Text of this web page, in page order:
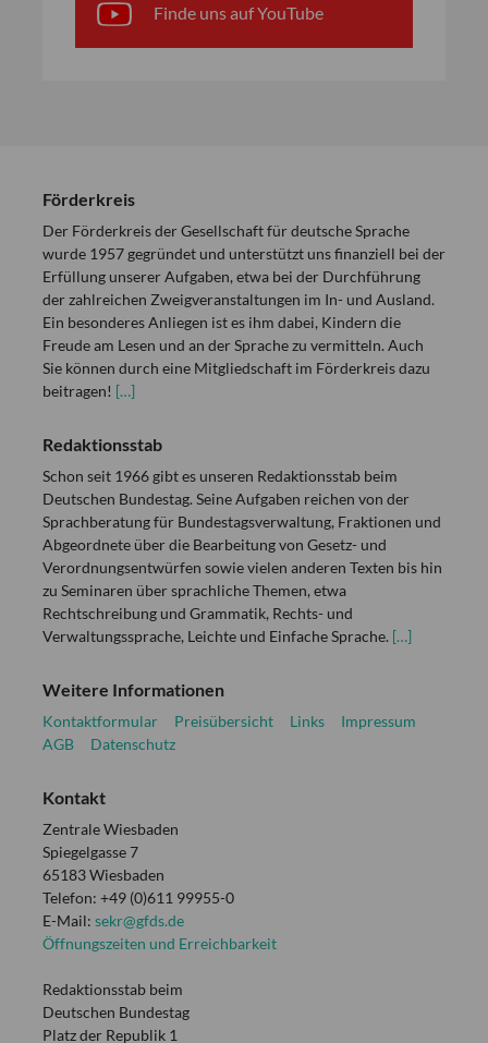
Finde uns auf YouTube
Förderkreis
Der Förderkreis der Gesellschaft für deutsche Sprache
wurde 1957 gegründet und unterstützt uns finanziell bei der
Erfüllung unserer Aufgaben, etwa bei der Durchführung
der zahlreichen Zweigveranstaltungen im In- und Ausland.
Ein besonderes Anliegen ist es ihm dabei, Kindern die
Freude am Lesen und an der Sprache zu vermitteln. Auch
Sie können durch eine Mitgliedschaft im Förderkreis dazu
beitragen! […]
Redaktionsstab
Schon seit 1966 gibt es unseren Redaktionsstab beim
Deutschen Bundestag. Seine Aufgaben reichen von der
Sprachberatung für Bundestagsverwaltung, Fraktionen und
Abgeordnete über die Bearbeitung von Gesetz- und
Verordnungsentwürfen sowie vielen anderen Texten bis hin
zu Seminaren über sprachliche Themen, etwa
Rechtschreibung und Grammatik, Rechts- und
Verwaltungssprache, Leichte und Einfache Sprache. […]
Weitere Informationen
Kontaktformular Preisübersicht Links
Impressum
AGB
Datenschutz
Kontakt
Zentrale Wiesbaden
Spiegelgasse 7
65183 Wiesbaden
Telefon: +49 (0)611 99955-0
E-Mail: sekr@gfds.de
Öffnungszeiten und Erreichbarkeit
Redaktionsstab beim
Deutschen Bundestag
Platz der Republik 1